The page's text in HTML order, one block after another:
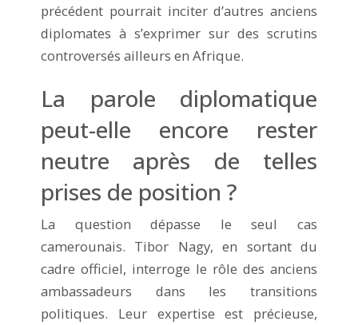
précédent pourrait inciter d’autres anciens
diplomates à s’exprimer sur des scrutins
controversés ailleurs en Afrique.
La parole diplomatique
peut-elle encore rester
neutre après de telles
prises de position ?
La question dépasse le seul cas
camerounais. Tibor Nagy, en sortant du
cadre officiel, interroge le rôle des anciens
ambassadeurs dans les transitions
politiques. Leur expertise est précieuse,